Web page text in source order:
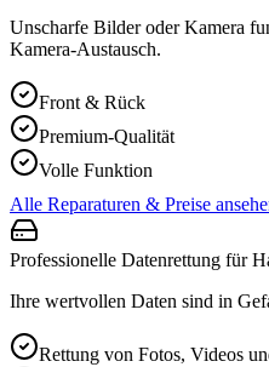
Unscharfe Bilder oder Kamera
Kamera-Austausch.
Front & Rück
Premium-Qualität
Volle Funktion
Alle Reparaturen & Preise
Professionelle Datenrettung für
Ihre wertvollen Daten sind in
Rettung von Fotos, Videos